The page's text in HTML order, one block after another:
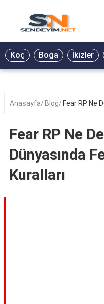
BİYOGRAFİ
GALERİ
ŞİİR
RÜYA
TABİRLERİ
Koç Boğa İkizler
Anasayfa Blog Fear RP Ne
Fear RP Ne
Dünyasında
Kuralları